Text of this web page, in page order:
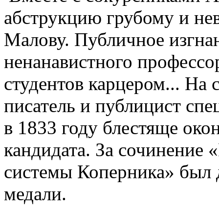
абструкцию грубому и
Малову. Публичное
ненанавистного
студентов карцером...
писатель и публицист
в 1833 году блестяще
кандидата. За сочинение
системы Коперника» был
медали.